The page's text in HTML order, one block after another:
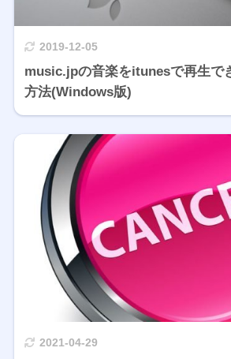
2019-12-05
music.jpの音楽をitunesで再生で
方法(Windows版)
2021-04-29